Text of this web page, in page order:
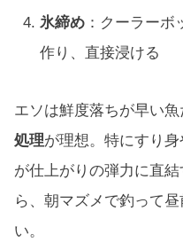
氷締め ：クーラー
作り、直接浸ける
エソは鮮度落ちが早い魚
処理が理想。特にすり
が仕上がりの弾力に直
ら、朝マズメで釣って
い。